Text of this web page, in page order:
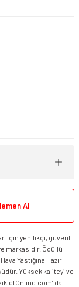
Al
için yenilikçi, güvenli
Ödüllü
Yastığına Hazır
Yüksek kaliteyi ve
da